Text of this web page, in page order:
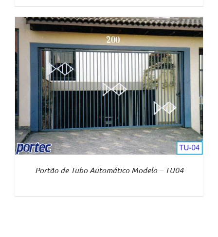
Portão de Tubo Automático Modelo – TU04